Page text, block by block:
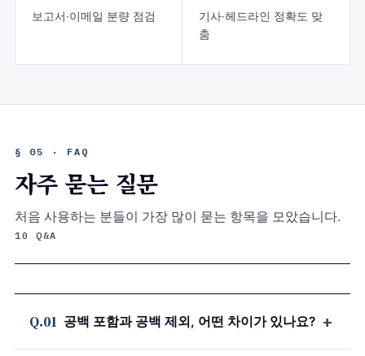
보고서·이메일 분량 점검
기사·헤드라인 정확도 맞
춤
§ 05 · FAQ
자주 묻는 질문
처음 사용하는 분들이 가장 많이 묻는 항목을 모았습니다.
10 Q&A
Q.01 공백 포함과 공백 제외, 어떤 차이가 있나요? +